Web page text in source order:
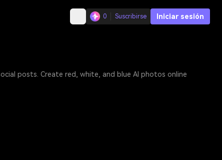
0 Suscribirse Iniciar sesión
posts. Create red, white, and blue AI photos online